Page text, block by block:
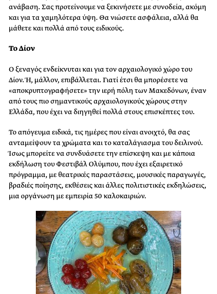
ανάβαση. Σας προτείνουμε να ξεκινήσετε με συνοδεία, ακόμη
και για τα χαμηλότερα ύψη. Θα νιώσετε ασφάλεια, αλλά θα
μάθετε και πολλά από τους ειδικούς.
Το Δίον
Ο ξεναγός ενδείκνυται και για τον αρχαιολογικό χώρο του
Δίον. Ή, μάλλον, επιβάλλεται. Γιατί έτσι θα μπορέσετε να
«αποκρυπτογραφήσετε» την ιερή πόλη των Μακεδόνων, έναν
από τους πιο σημαντικούς αρχαιολογικούς χώρους στην
Ελλάδα, που έχει να διηγηθεί πολλά στους επισκέπτες του.
Το απόγευμα ειδικά, τις ημέρες που είναι ανοιχτό, θα σας
ανταμείψουν τα χρώματα και το καταλάγιασμα του δειλινού.
Ίσως μπορείτε να συνδυάσετε την επίσκεψη και με κάποια
εκδήλωση του Φεστιβάλ Ολύμπου, που έχει εξαιρετικό
πρόγραμμα, με θεατρικές παραστάσεις, μουσικές παραγωγές,
βραδιές ποίησης, εκθέσεις και άλλες πολιτιστικές εκδηλώσεις,
μια οργάνωση με εμπειρία 50 καλοκαιριών.